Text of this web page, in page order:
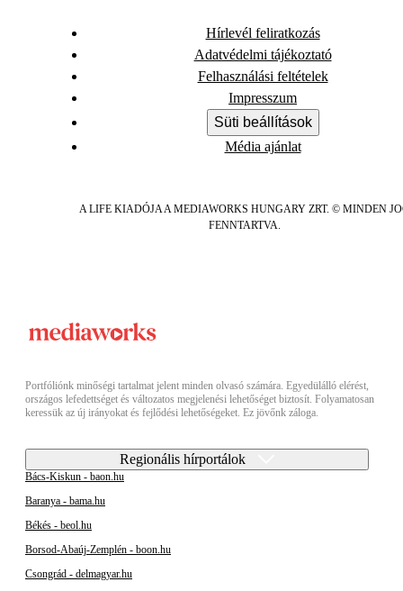
Hírlevél feliratkozás
Adatvédelmi tájékoztató
Felhasználási feltételek
Impresszum
Süti beállítások
Média ajánlat
A LIFE KIADÓJA A MEDIAWORKS HUNGARY ZRT. © MINDEN
FENNTARTVA.
Portfóliónk minőségi tartalmat jelent minden olvasó számára. Egyedülálló elérést,
országos lefedettséget és változatos megjelenési lehetőséget biztosít. Folyamatosan
keressük az új irányokat és fejlődési lehetőségeket. Ez jövőnk záloga.
Regionális hírportálok
Bács-Kiskun - baon.hu
Baranya - bama.hu
Békés - beol.hu
Borsod-Abaúj-Zemplén - boon.hu
Csongrád - delmagyar.hu